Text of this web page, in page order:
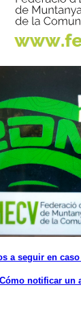
a seguir en
Cómo notificar un